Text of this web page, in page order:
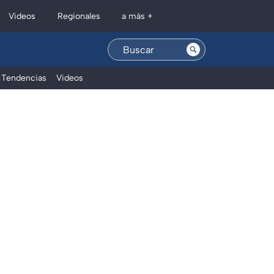
Videos Regionales a más +
Tendencias Videos